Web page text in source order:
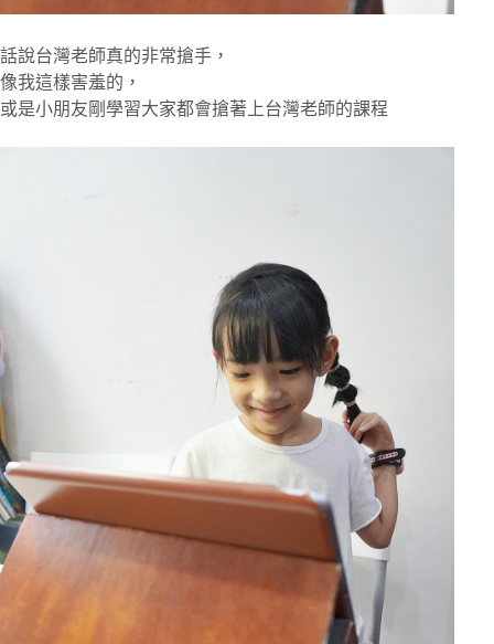
話說台灣老師真的非常搶手，
像我這樣害羞的，
或是小朋友剛學習大家都會搶著上台灣老師的課程